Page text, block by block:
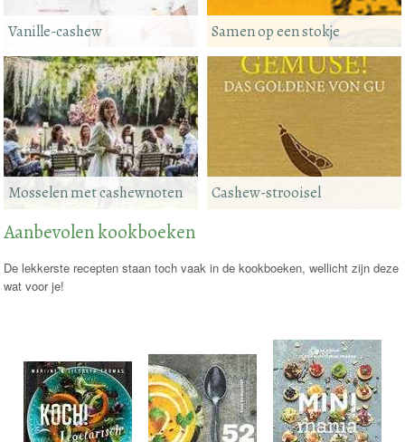
Samen op een stokje
Vanille-cashew
Cashew-strooisel
Mosselen met cashewnoten
Aanbevolen kookboeken
De lekkerste recepten staan toch vaak in de kookboeken, wellicht zijn deze
wat voor je!